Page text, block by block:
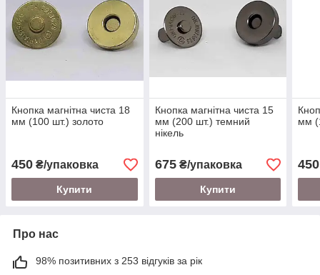
Кнопка магнітна чиста 18
мм (100 шт.) золото
450 ₴/упаковка
Купити
Кнопка магнітна чиста 15
мм (200 шт.) темний
нікель
675₴/упаковка
Купити
мм
450
Про нас
98% позитивних з 253 відгуків за рік